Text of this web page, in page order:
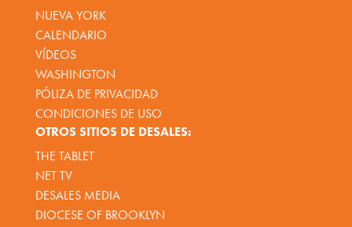
NUEVA YORK
CALENDARIO
VÍDEOS
WASHINGTON
PÓLIZA DE PRIVACIDAD
CONDICIONES DE USO
OTROS SITIOS DE DESALES:
THE TABLET
NET TV
DESALES MEDIA
DIOCESE OF BROOKLYN